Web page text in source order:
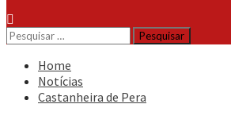
Pesquisar
por:
Home
Notícias
Castanheira de Pera